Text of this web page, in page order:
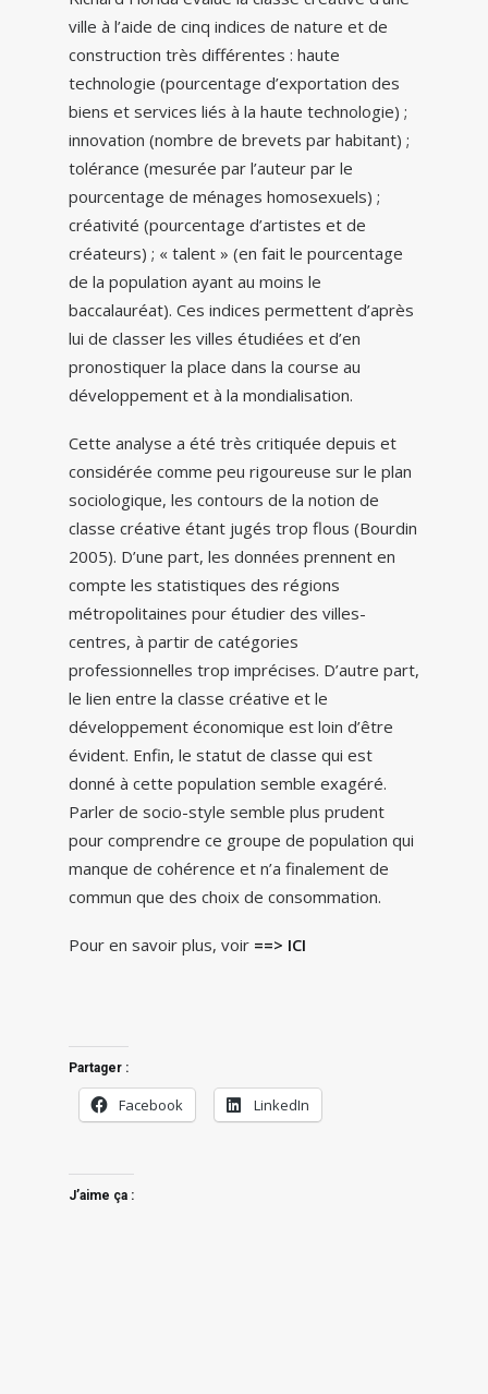
ville à l’aide de cinq indices de nature et de
construction très différentes : haute
technologie (pourcentage d’exportation des
biens et services liés à la haute technologie) ;
innovation (nombre de brevets par habitant) ;
tolérance (mesurée par l’auteur par le
pourcentage de ménages homosexuels) ;
créativité (pourcentage d’artistes et de
créateurs) ; « talent » (en fait le pourcentage
de la population ayant au moins le
baccalauréat). Ces indices permettent d’après
lui de classer les villes étudiées et d’en
pronostiquer la place dans la course au
développement et à la mondialisation.
Cette analyse a été très critiquée depuis et
considérée comme peu rigoureuse sur le plan
sociologique, les contours de la notion de
classe créative étant jugés trop flous (Bourdin
2005). D’une part, les données prennent en
compte les statistiques des régions
métropolitaines pour étudier des villes-
centres, à partir de catégories
professionnelles trop imprécises. D’autre part,
le lien entre la classe créative et le
développement économique est loin d’être
évident. Enfin, le statut de classe qui est
donné à cette population semble exagéré.
Parler de socio-style semble plus prudent
pour comprendre ce groupe de population qui
manque de cohérence et n’a finalement de
commun que des choix de consommation.
Pour en savoir plus, voir ==> ICI
Partager :
Facebook LinkedIn
J’aime ça :